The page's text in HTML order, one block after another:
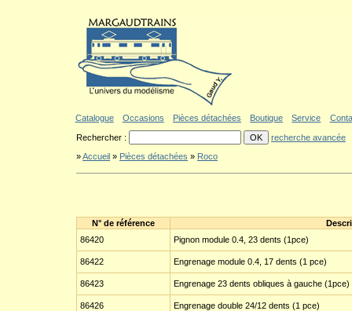
Catalogue Occasions Pièces détachées Boutique Service
Rechercher :
recherche avancée
»Accueil » Pièces détachées » Roco
N° de référence
86420
Pignon module 0.4, 23 dents (1pce)
86422 Engrenage module 0.4, 17 dents (1 pce)
86423 Engrenage 23 dents obliques à gauche (1pce)
86426 Engrenage double 24/12 dents (1 pce)